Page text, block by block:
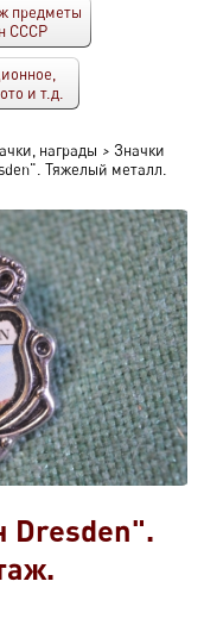
предметы
СССР
и т.д.
награды > Значки
Тяжелый металл.
Dresden".